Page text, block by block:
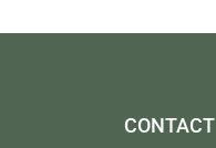
CONTACT